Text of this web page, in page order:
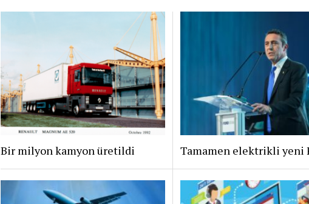
Bir milyon kamyon üretildi Tamamen elektrikli yeni